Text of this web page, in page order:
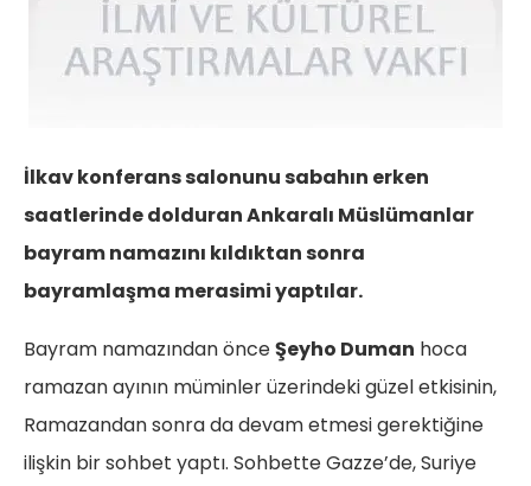
İlkav konferans salonunu sabahın erken
saatlerinde dolduran Ankaralı Müslümanlar
bayram namazını kıldıktan sonra
bayramlaşma merasimi yaptılar.
Bayram namazından önceŞeyho Duman hoca
ramazan ayının müminler üzerindeki güzel etkisinin,
Ramazandan sonra da devam etmesi gerektiğine
ilişkin bir sohbet yaptı. Sohbette Gazze’de, Suriye